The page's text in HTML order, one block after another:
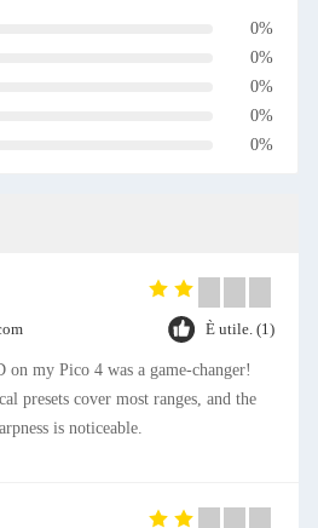
0%
0%
0%
0%
0%
È utile. (1)
on my Pico 4 was a game-changer!
presets cover most ranges, and the
is noticeable.